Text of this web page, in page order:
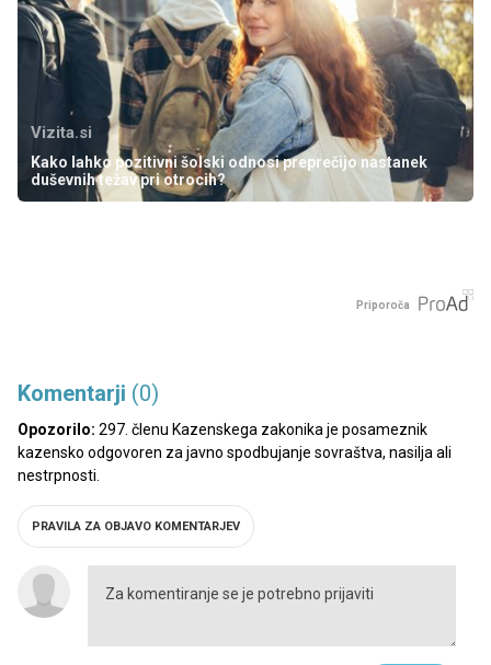
Vizita.si
Kako lahko pozitivni šolski odnosi preprečijo nastanek
duševnih težav pri otrocih?
Priporoča
Komentarji (0)
Opozorilo: 297. členu Kazenskega zakonika je posameznik
kazensko odgovoren za javno spodbujanje sovraštva, nasilja ali
nestrpnosti.
PRAVILA ZA OBJAVO KOMENTARJEV